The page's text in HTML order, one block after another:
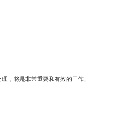
，将是非常重要和有效的工作。